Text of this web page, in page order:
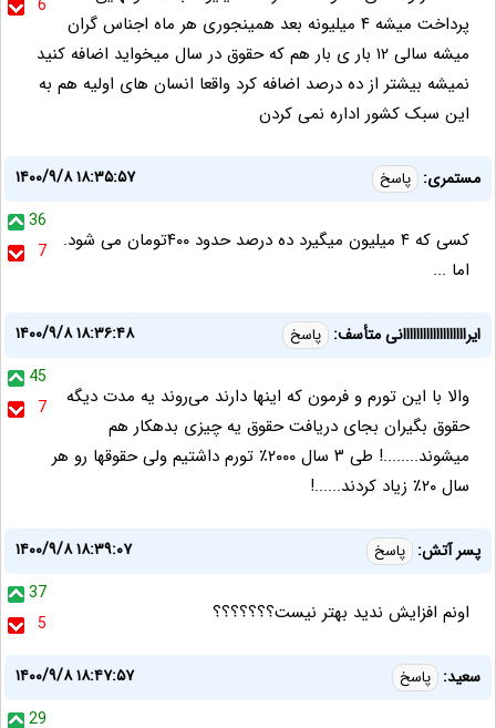
6
پرداخت میشه ۴ میلیونه بعد همینجوری هر ماه اجناس گران
میشه سالی ۱۲ بار ی بار هم که حقوق در سال میخواید اضافه کنید
نمیشه بیشتر از ده درصد اضافه کرد واقعا انسان های اولیه هم به
این سبک کشور اداره نمی کردن
مستمری: پاسخ
۱۴۰۰/۹/۸ ۱۸:۳۵:۵۷
36
7
کسی که ۴ میلیون میگیرد ده درصد حدود ۴۰۰تومان می شود.
اما ...
ایرااااااااااااااااااانی متأسف: پاسخ
۱۴۰۰/۹/۸ ۱۸:۳۶:۴۸
45
7
والا با این تورم و فرمون که اینها دارند می‌روند یه مدت دیگه
حقوق بگیران بجای دریافت حقوق یه چیزی بدهکار هم
میشوند........! طی ۳ سال ۲۰۰۰٪ تورم داشتیم ولی حقوقها رو هر
سال ۲۰٪ زیاد کردند......!
پسر آتش: پاسخ
۱۴۰۰/۹/۸ ۱۸:۳۹:۰۷
37
5
اونم افزایش ندید بهتر نیست؟؟؟؟؟؟؟
سعید: پاسخ
۱۴۰۰/۹/۸ ۱۸:۴۷:۵۷
29